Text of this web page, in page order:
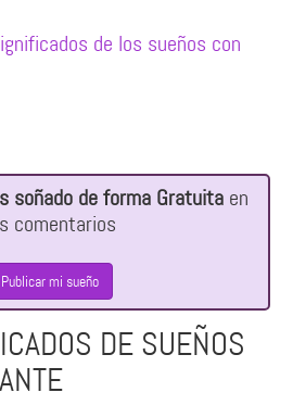
de los sueños con
soñado de forma Gratuitaen
comentarios
Publicar mi sueño
DE SUEÑOS